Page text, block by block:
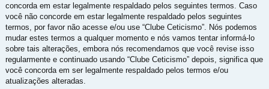
concorda em estar legalmente respaldado pelos seguintes termos. Caso
você não concorde em estar legalmente respaldado pelos seguintes
termos, por favor não acesse e/ou use “Clube Ceticismo”. Nós podemos
mudar estes termos a qualquer momento e nós vamos tentar informá-lo
sobre tais alterações, embora nós recomendamos que você revise isso
regularmente e continuado usando “Clube Ceticismo” depois, significa que
você concorda em ser legalmente respaldado pelos termos e/ou
atualizações alteradas.